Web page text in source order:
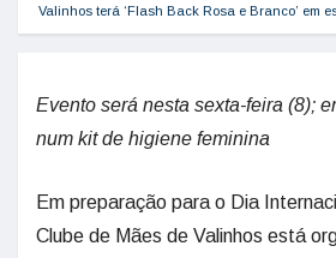
Valinhos terá ‘Flash Back Rosa e Branco’ em
Evento será nesta sexta-feira (8);
num kit de higiene feminina
Em preparação para o Dia
Clube de Mães de Valinhos está